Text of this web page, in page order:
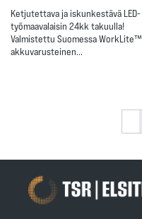
Ketjutettava ja iskunkestävä LED-
työmaavalaisin 24kk takuulla!
Valmistettu Suomessa WorkLite™
akkuvarusteinen…